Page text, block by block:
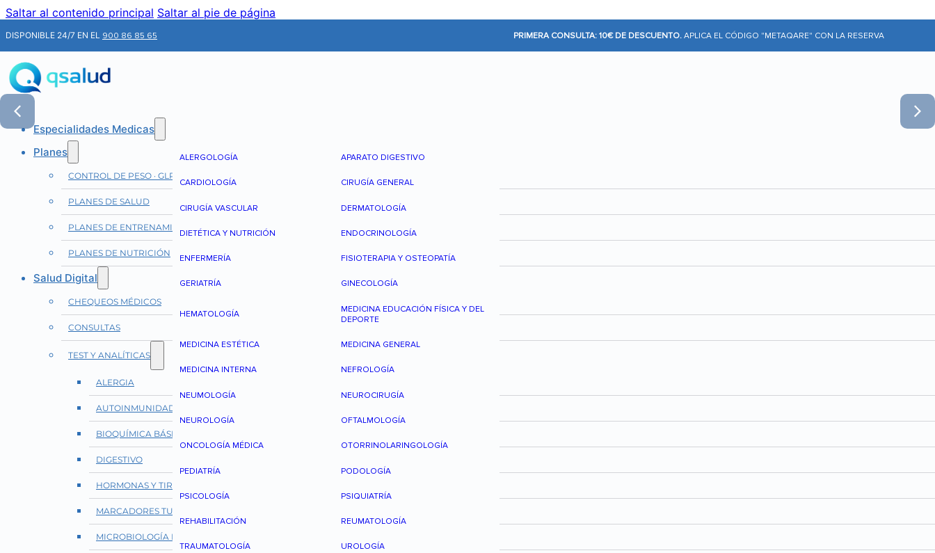
Saltar al contenido principal Saltar al pie de página
DISPONIBLE 24/7 EN EL 900 86 85 65 PRIMERA CONSULTA: 10€ DE DESCUENTO. APLICA EL CÓDIGO "METAQARE" CON LA RESERVA
Especialidades Medicas
ALERGOLOGÍA APARATO DIGESTIVO
CARDIOLOGÍA CIRUGÍA GENERAL
CIRUGÍA VASCULAR DERMATOLOGÍA
DIETÉTICA Y NUTRICIÓN ENDOCRINOLOGÍA
ENFERMERÍA FISIOTERAPIA Y OSTEOPATÍA
GERIATRÍA GINECOLOGÍA
HEMATOLOGÍA
MEDICINA EDUCACIÓN FÍSICA Y DEL
DEPORTE
MEDICINA ESTÉTICA MEDICINA GENERAL
MEDICINA INTERNA NEFROLOGÍA
NEUMOLOGÍA NEUROCIRUGÍA
NEUROLOGÍA OFTALMOLOGÍA
ONCOLOGÍA MÉDICA OTORRINOLARINGOLOGÍA
PEDIATRÍA PODOLOGÍA
PSICOLOGÍA PSIQUIATRÍA
REHABILITACIÓN REUMATOLOGÍA
TRAUMATOLOGÍA UROLOGÍA
Planes
CONTROL DE PESO · GLP-1
PLANES DE SALUD
PLANES DE ENTRENAMIENTO
PLANES DE NUTRICIÓN
Salud Digital
CHEQUEOS MÉDICOS
CONSULTAS
TEST Y ANALÍTICAS
ALERGIA
AUTOINMUNIDAD Y REUMATOLOGÍA
BIOQUÍMICA BÁSICA
DIGESTIVO
HORMONAS Y TIROIDES
MARCADORES TUMORALES
MICROBIOLOGÍA E INFECCIONES